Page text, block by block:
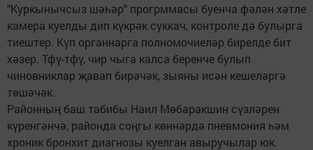
"Куркынычсыз шәһәр" прогрммасы буенча фәлән хәтле
камера куелды дип күкрәк суккач, контроле дә булырга
тиештер. Күп органнарга полномочиеләр бирелде бит
хәзер. Тфү-тфү, чир чыга калса беренче булып
чиновниклар җавап бирәчәк, зыяны исән кешеләргә
төшәчәк.
Районның баш табибы Наил Мөбаракшин сүзләрен
күренгәнчә, районда соңгы көннәрдә пневмония һәм
хроник бронхит диагнозы куелган авыручылар юк.